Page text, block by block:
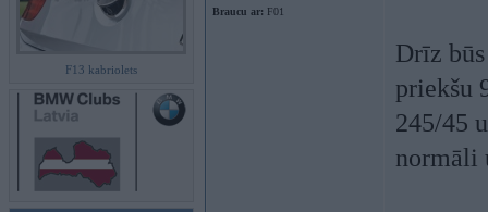
F13 kabriolets
Braucu ar: F01
Drīz
priekšu
245/45
normāli